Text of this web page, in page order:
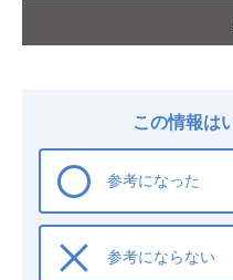
この情報は
参考になった
参考にならない